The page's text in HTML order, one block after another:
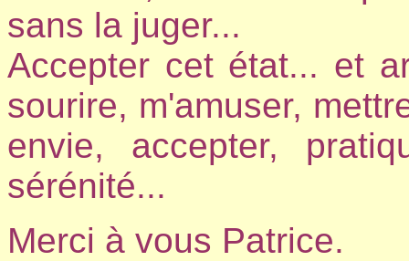
sans la juger...
Accepter cet état... et
sourire, m'amuser,
envie, accepter,
sérénité...
Merci à vous Patrice.